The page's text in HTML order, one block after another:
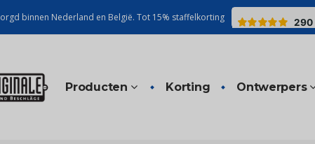
binnen Nederland en België. Tot 15% staffelkorting
Producten Korting Ontwerpers